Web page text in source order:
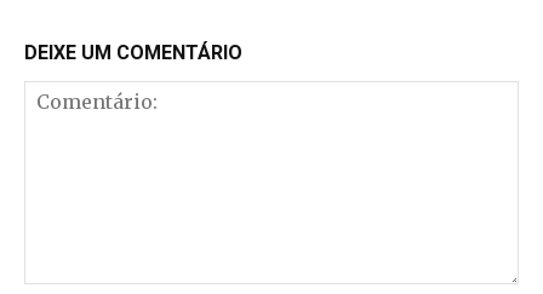
DEIXE UM COMENTÁRIO